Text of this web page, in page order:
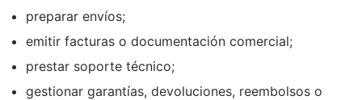
preparar envíos;
emitir facturas o documentación comercial;
prestar soporte técnico;
gestionar garantías, devoluciones, reembolsos o